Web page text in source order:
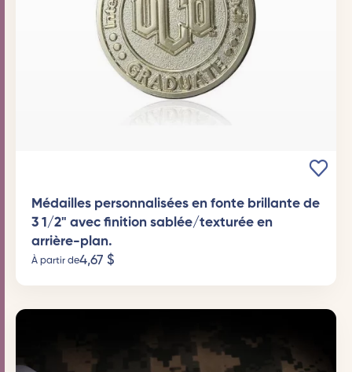
Médailles personnalisées en fonte brillante de
3 1/2" avec finition sablée/texturée en
arrière-plan.
À partir de4,67 $